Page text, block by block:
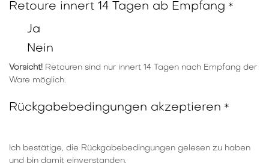
Retoure innert 14 Tagen ab Empfang *
Ja
Nein
Vorsicht! Retouren sind nur innert 14 Tagen nach Empfang der
Ware möglich.
Rückgabebedingungen akzeptieren *
Ich bestätige, die Rückgabebedingungen gelesen zu haben
und bin damit einverstanden.